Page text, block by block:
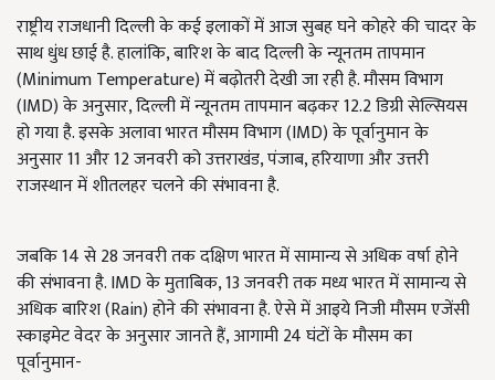
राष्ट्रीय राजधानी दिल्ली के कई इलाकों में आज सुबह घने कोहरे की चादर के
साथ धुंध छाई है. हालांकि, बारिश के बाद दिल्ली के न्यूनतम तापमान
(Minimum Temperature) में बढ़ोतरी देखी जा रही है. मौसम विभाग
(IMD) के अनुसार, दिल्ली में न्यूनतम तापमान बढ़कर 12.2 डिग्री सेल्सियस
हो गया है. इसके अलावा भारत मौसम विभाग (IMD) के पूर्वानुमान के
अनुसार 11 और 12 जनवरी को उत्तराखंड, पंजाब, हरियाणा और उत्तरी
राजस्थान में शीतलहर चलने की संभावना है.
जबकि 14 से 28 जनवरी तक दक्षिण भारत में सामान्य से अधिक वर्षा होने
की संभावना है. IMD के मुताबिक, 13 जनवरी तक मध्य भारत में सामान्य से
अधिक बारिश (Rain) होने की संभावना है. ऐसे में आइये निजी मौसम एजेंसी
स्काइमेट वेदर के अनुसार जानते हैं, आगामी 24 घंटों के मौसम का
पूर्वानुमान-